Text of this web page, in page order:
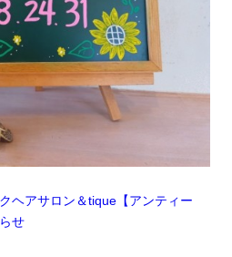
ヘアサロン＆tique【アンティー
せ